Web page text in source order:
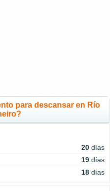
para descansar en Río
20 días
19 días
18 días